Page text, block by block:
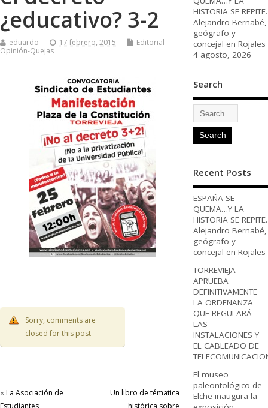
¿educativo? 3-2
eduardo 17 febrero, 2015
Editorial-
Opinión-Quejas
Sorry, comments are
closed for this post
« La Asociación de
Un libro de tématica
HISTORIA SE REPITE.
Alejandro Bernabé,
geógrafo y
concejal en Rojales
4 agosto, 2026
Search
Recent Posts
ESPAÑA SE
QUEMA…Y LA
HISTORIA SE REPITE.
Alejandro Bernabé,
geógrafo y
concejal en Rojales
TORREVIEJA
APRUEBA
DEFINITIVAMENTE
LA ORDENANZA
QUE REGULARÁ
LAS
INSTALACIONES Y
EL CABLEADO DE
El museo
paleontológico de
Elche inaugura la